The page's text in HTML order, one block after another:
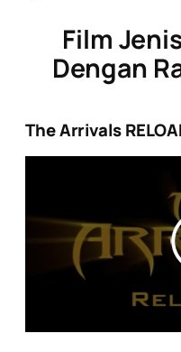
Film
Dengan
The Arrivals